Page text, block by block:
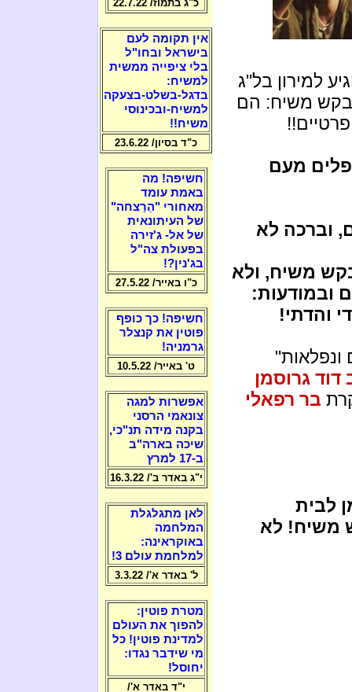
למירון בל"ג
משיח: הם
מעם
וברכה לא
משיח, ולא
ובמודעות:
והדתי!
ונפלאות"
דוד גרוסמן
בר רפאלי
לבית
משיח! לא
כ"ג בתמוז/ 22.7.22
אין תקומה לעם
בישראל ובחו"ל
בלי ציפייה ממשית
למשיח:
בדגל-בשלט-בצעקה
למשיח-ובכינוסי
משיח!!
כ"ד בסיון/ 23.6.22
חשיפה! מה
באמת עומד
מאחורי "הֵרַצחה"
של העיתונאית
של אל- ג'זירה
בפעולת צה"ל
בג'נין?!
כ"ו באייר/ 27.5.22
חשיפה! כך כופף
פוטין את קנצלר
גרמניה!
ט' באייר/ 10.5.22
אפשרות למגה
צונאמי הרסני
בקנה מידה תנ"כי,
שיכה בארה"ב
ב-17 למרץ
י"ג באדר ב'/ 16.3.22
לאן מתגלגלת
המלחמה
באוקראינה:
למלחמת עולם 3!
ל' באדר א'/ 3.3.22
מטרת פוטין:
להפוך את העולם
למדינת פוטין! כל
מי שידבר נגדו:
יחוסל!
י"ד באדר א'/